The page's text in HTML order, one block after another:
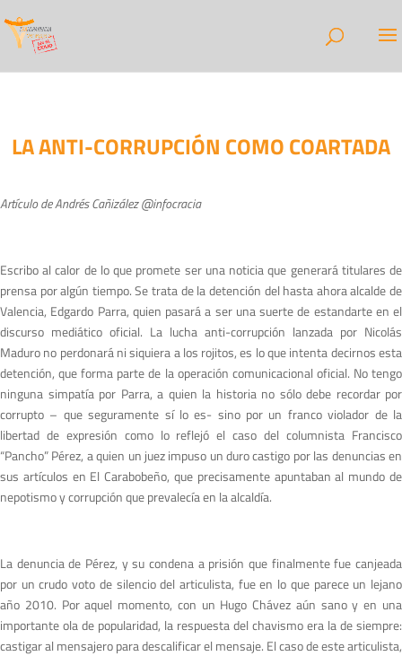
LA ANTI-CORRUPCIÓN COMO COARTADA
Artículo de Andrés Cañizález @infocracia
Escribo al calor de lo que promete ser una noticia que generará titulares de
prensa por algún tiempo. Se trata de la detención del hasta ahora alcalde de
Valencia, Edgardo Parra, quien pasará a ser una suerte de estandarte en el
discurso mediático oficial. La lucha anti-corrupción lanzada por Nicolás
Maduro no perdonará ni siquiera a los rojitos, es lo que intenta decirnos esta
detención, que forma parte de la operación comunicacional oficial. No tengo
ninguna simpatía por Parra, a quien la historia no sólo debe recordar por
corrupto – que seguramente sí lo es- sino por un franco violador de la
libertad de expresión como lo reflejó el caso del columnista Francisco
“Pancho” Pérez, a quien un juez impuso un duro castigo por las denuncias en
sus artículos en El Carabobeño, que precisamente apuntaban al mundo de
nepotismo y corrupción que prevalecía en la alcaldía.
La denuncia de Pérez, y su condena a prisión que finalmente fue canjeada
por un crudo voto de silencio del articulista, fue en lo que parece un lejano
año 2010. Por aquel momento, con un Hugo Chávez aún sano y en una
importante ola de popularidad, la respuesta del chavismo era la de siempre:
castigar al mensajero para descalificar el mensaje. El caso de este articulista,